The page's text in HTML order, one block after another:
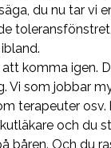
du nu tar vi
komma igen.
Vi som jobbar
terapeuter
och du
båren. Och du